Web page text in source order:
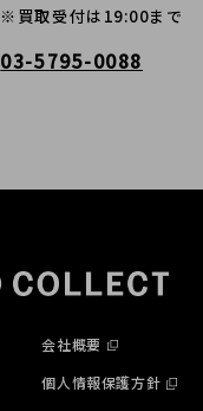
※買取受付は19:00まで
03-5795-0088
会社概要
個人情報保護方針